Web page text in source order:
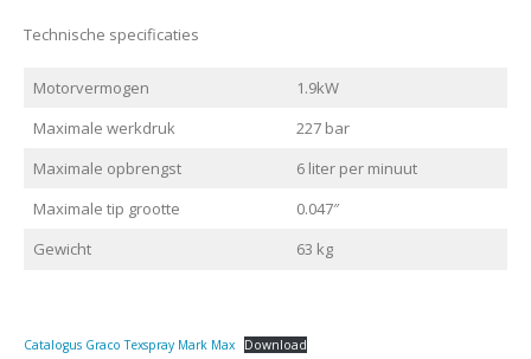
Technische specificaties
Motorvermogen
1.9kW
Maximale werkdruk
227 bar
Maximale opbrengst
6 liter per minuut
Maximale tip grootte
0.047″
Gewicht
63 kg
Catalogus Graco Texspray Mark Max
Download